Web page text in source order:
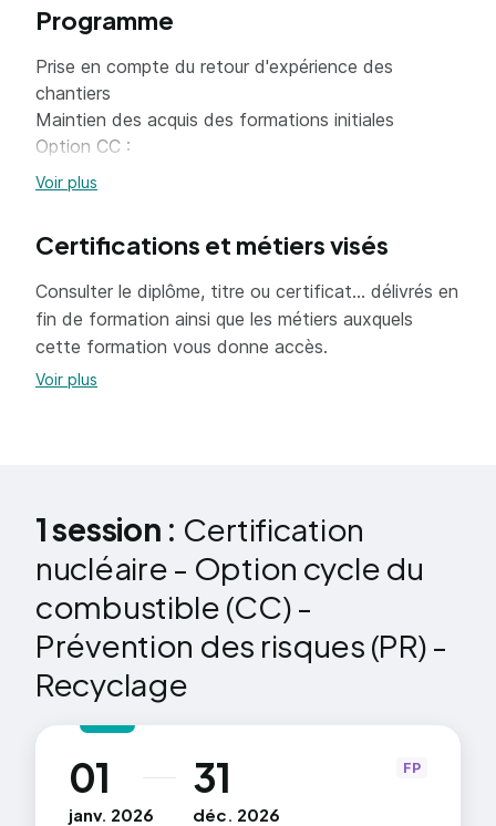
associés Identifier les principales sources de
dangers conventionnels et s'en protéger
Se protéger des risques liés à l'exposition
aux rayonnements ionisants
Connaitre les dispositions générales de
individuelle, notamment savoir mettre et
retirer un combinaison, des gants, etc
conformément aux procédures fixées par
Programme
Prise en compte du retour d'expérience des
chantiers
Maintien des acquis des formations initiales
Option CC :
Origine et conséquences du risque
La prévention des risques conventionnels,
La sûreté nucléaire,
Les déchets radioactifs,
Le principe ALARA et sa mise en œuvre
Voir plus
Certifications et métiers visés
Consulter le diplôme, titre ou certificat... délivrés en
fin de formation ainsi que les métiers auxquels
cette formation vous donne accès.
Voir plus
1 session : Certification
nucléaire - Option cycle du
combustible (CC) -
Prévention des risques (PR) -
Recyclage
01
janv. 2026
au 31
déc. 2026
FP